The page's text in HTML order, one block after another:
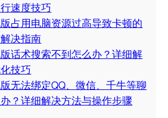
速度技巧
占用电脑资源过高导致卡顿的
决指南
话术搜索不到怎么办？详细解
技巧
无法绑定QQ、微信、千牛等聊
？详细解决方法与操作步骤